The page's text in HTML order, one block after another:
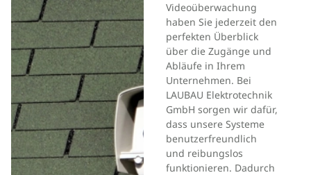
Videoüberwachung
haben Sie jederzeit den
perfekten Überblick
über die Zugänge und
Abläufe in Ihrem
Unternehmen. Bei
LAUBAU Elektrotechnik
GmbH sorgen wir dafür,
dass unsere Systeme
benutzerfreundlich
und reibungslos
funktionieren. Dadurch